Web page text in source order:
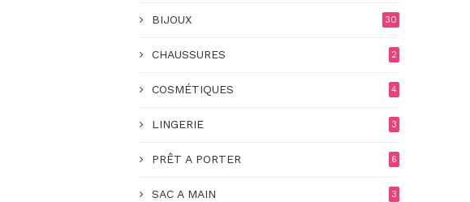
BIJOUX 30
CHAUSSURES 2
COSMÉTIQUES 4
LINGERIE 3
PRÊT A PORTER 6
SAC A MAIN 3